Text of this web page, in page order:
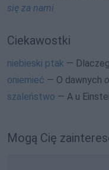
się za nami
Ciekawostki
niebieski ptak —
oniemieć — O dawnych
szaleństwo — A u
Mogą Cię